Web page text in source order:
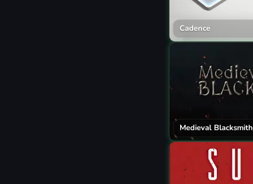
Cadence
Medieval Blacksmith